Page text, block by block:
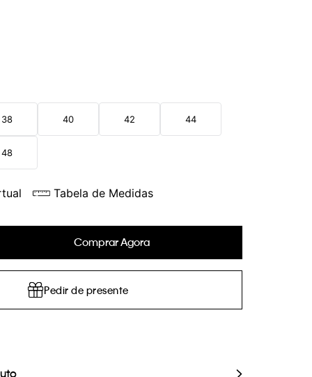
38 40 42 44
48
Tabela de Medidas
Comprar Agora
Pedir de presente